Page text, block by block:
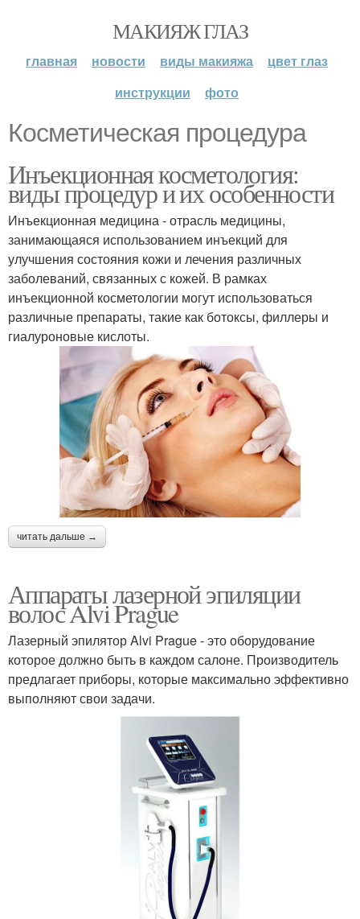
МАКИЯЖ ГЛАЗ
главная новости виды макияжа
цвет глаз
инструкции
фото
Косметическая процедура
Инъекционная косметология:
виды процедур и их особенности
Инъекционная медицина - отрасль медицины,
занимающаяся использованием инъекций для
улучшения состояния кожи и лечения различных
заболеваний, связанных с кожей. В рамках
инъекционной косметологии могут использоваться
различные препараты, такие как ботоксы, филлеры и
гиалуроновые кислоты.
читать дальше →
Аппараты лазерной эпиляции
волос Alvi Prague
Лазерный эпилятор Alvi Prague - это оборудование
которое должно быть в каждом салоне. Производитель
предлагает приборы, которые максимально эффективно
выполняют свои задачи.